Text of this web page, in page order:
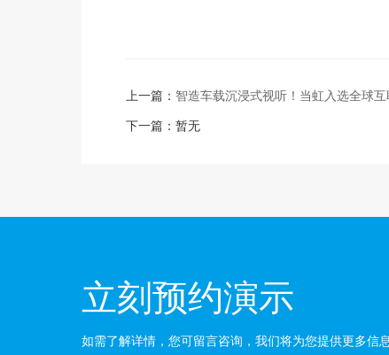
上一篇： 智造车载沉浸式视听！当虹入选全球互
下一篇：暂无
立刻预约演示
如需了解详情，您可留言咨询，我们将为您提供更多信息